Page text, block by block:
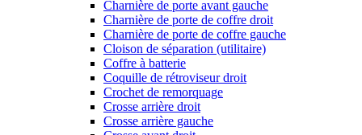
Charnière de porte avant gauche
Charnière de porte de coffre droit
Charnière de porte de coffre gauche
Cloison de séparation (utilitaire)
Coffre à batterie
Coquille de rétroviseur droit
Crochet de remorquage
Crosse arrière droit
Crosse arrière gauche